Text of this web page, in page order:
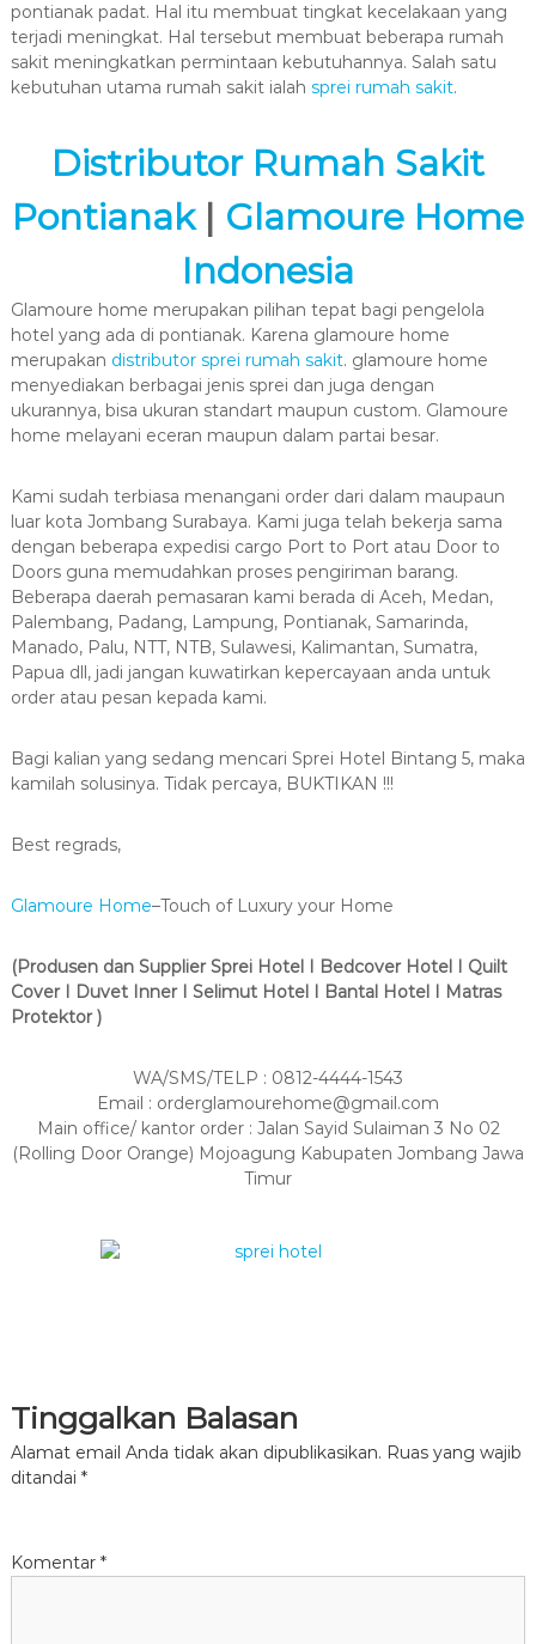
pontianak padat. Hal itu membuat tingkat kecelakaan yang
terjadi meningkat. Hal tersebut membuat beberapa rumah
sakit meningkatkan permintaan kebutuhannya. Salah satu
kebutuhan utama rumah sakit ialah sprei rumah sakit.
Distributor Rumah Sakit
Pontianak| Glamoure Home
Indonesia
Glamoure home merupakan pilihan tepat bagi pengelola
hotel yang ada di pontianak. Karena glamoure home
merupakan distributor sprei rumah sakit. glamoure home
menyediakan berbagai jenis sprei dan juga dengan
ukurannya, bisa ukuran standart maupun custom. Glamoure
home melayani eceran maupun dalam partai besar.
Kami sudah terbiasa menangani order dari dalam maupaun
luar kota Jombang Surabaya. Kami juga telah bekerja sama
dengan beberapa expedisi cargo Port to Port atau Door to
Doors guna memudahkan proses pengiriman barang.
Beberapa daerah pemasaran kami berada di Aceh, Medan,
Palembang, Padang, Lampung, Pontianak, Samarinda,
Manado, Palu, NTT, NTB, Sulawesi, Kalimantan, Sumatra,
Papua dll, jadi jangan kuwatirkan kepercayaan anda untuk
order atau pesan kepada kami.
Bagi kalian yang sedang mencari Sprei Hotel Bintang 5, maka
kamilah solusinya. Tidak percaya, BUKTIKAN !!!
Best regrads,
Glamoure Home–Touch of Luxury your Home
(Produsen dan Supplier Sprei Hotel I Bedcover Hotel I Quilt
Cover I Duvet Inner I Selimut Hotel I Bantal Hotel I Matras
Protektor )
WA/SMS/TELP : 0812-4444-1543
Email : orderglamourehome@gmail.com
Main office/ kantor order : Jalan Sayid Sulaiman 3 No 02
(Rolling Door Orange) Mojoagung Kabupaten Jombang Jawa
Timur
Tinggalkan Balasan
Alamat email Anda tidak akan dipublikasikan. Ruas yang wajib
ditandai *
Komentar *